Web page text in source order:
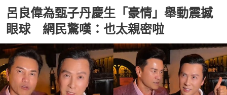
呂良偉為甄子丹慶生「豪情」舉動震撼
眼球 網民驚嘆：也太親密啦